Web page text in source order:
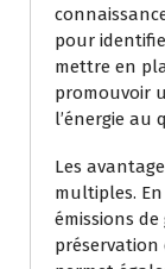
pour
mettre en
promouvoir
l’énergie au
Les
multiples.
émissions
préservation